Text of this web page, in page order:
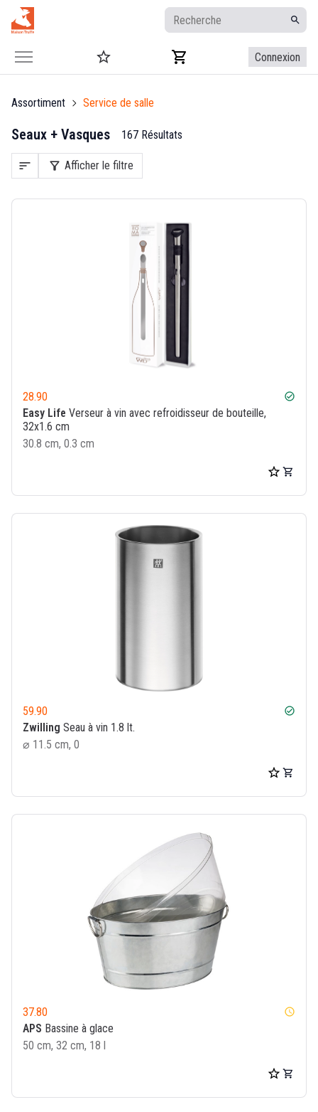
Connexion
Assortiment Service de salle
Seaux + Vasques 167 Résultats
sort filter_alt Afficher le filtre
28.90 check_circle
Easy Life Verseur à vin avec refroidisseur de bouteille,
32x1.6 cm
30.8 cm, 0.3 cm
59.90 check_circle
Zwilling Seau à vin 1.8 lt.
⌀ 11.5 cm, 0
37.80 watch_later
APS Bassine à glace
50 cm, 32 cm, 18 l